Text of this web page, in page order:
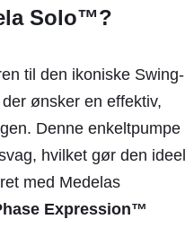
Solo™?
til den ikoniske Swing-
ønsker en effektiv,
Denne enkeltpumpe
hvilket gør den ideel
med Medelas
Expression™